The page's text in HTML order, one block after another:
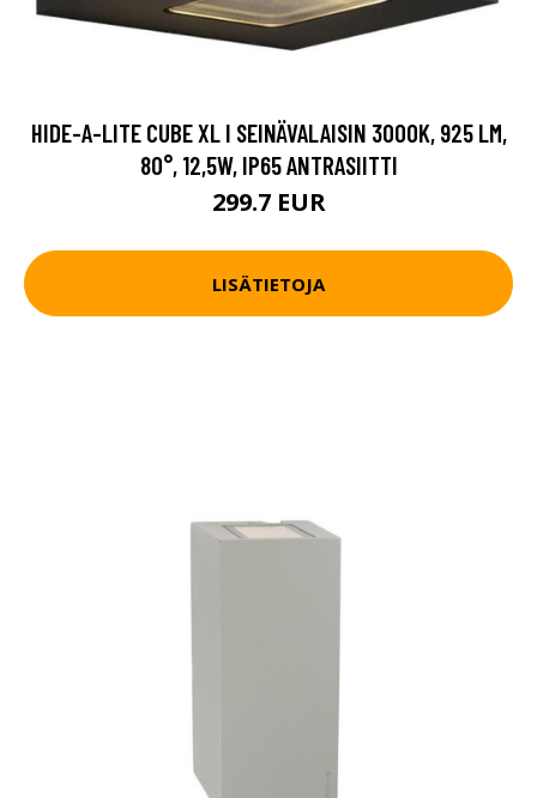
HIDE-A-LITE CUBE XL I SEINÄVALAISIN 3000K, 925 LM,
80°, 12,5W, IP65 ANTRASIITTI
299.7 EUR
LISÄTIETOJA